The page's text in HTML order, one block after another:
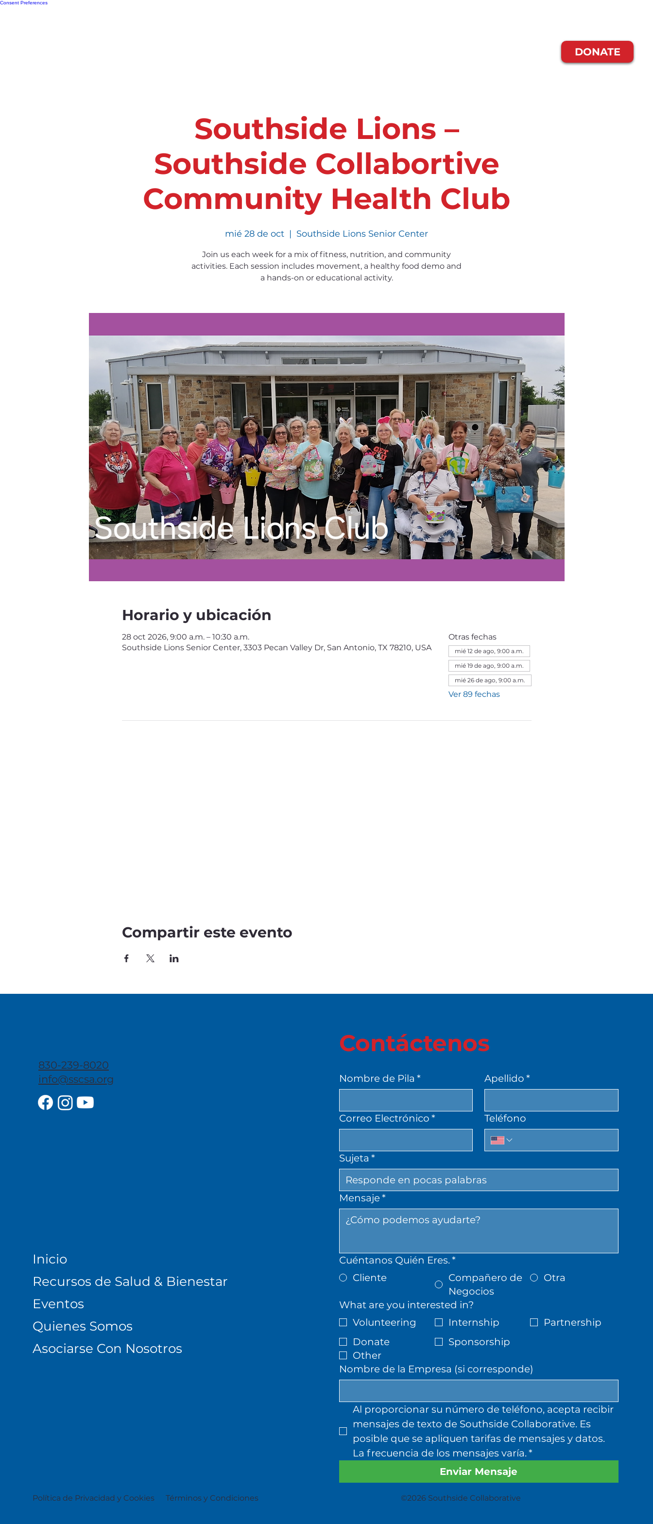
Consent Preferences
DONATE
Southside Lions –
Southside Collabortive
Community Health Club
mié 28 de oct
  |
Southside Lions Senior Center
Join us each week for a mix of fitness, nutrition, and community
activities. Each session includes movement, a healthy food demo and
a hands-on or educational activity.
Horario y ubicación
28 oct 2026, 9:00 a.m. – 10:30 a.m.
Southside Lions Senior Center, 3303 Pecan Valley Dr, San Antonio, TX 78210, USA
Otras fechas
mié 12 de ago, 9:00 a.m.
mié 19 de ago, 9:00 a.m.
mié 26 de ago, 9:00 a.m.
Ver 89 fechas
Compartir este evento
Política de Privacidad y Cookies Términos y Condiciones
830-239-8020
info@sscsa.org
Contáctenos
Nombre de Pila * Apellido *
Correo Electrónico * Teléfono
Sujeta *
Mensaje*
Cuéntanos Quién Eres. *
Cliente
Compañero de
Negocios
Otra
What are you interested in?
Volunteering
Internship
Partnership
Donate
Sponsorship
Other
Nombre de la Empresa (si corresponde)
Al proporcionar su número de teléfono, acepta recibir
mensajes de texto de Southside Collaborative. Es
posible que se apliquen tarifas de mensajes y datos.
La frecuencia de los mensajes varía. *
Enviar Mensaje
Inicio
Recursos de Salud & Bienestar
Eventos
Quienes Somos
Asociarse Con Nosotros
©2026 Southside Collaborative